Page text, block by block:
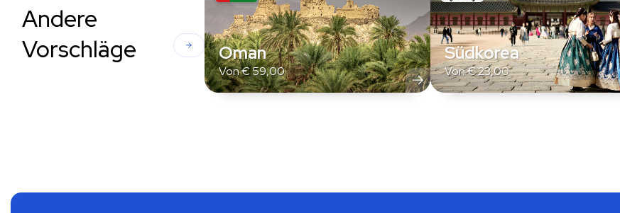
Andere
Vorschläge
Oman
Von€59,00
Südkorea
Von€23,00